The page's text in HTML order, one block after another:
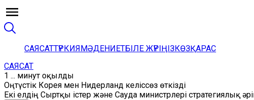
САЯСАТТҮРКИЯМӘДЕНИЕТБІЛЕ ЖҮРІҢІЗКӨЗҚАРАС
САЯСАТ
1 ... минут оқылды
Оңтүстік Корея мен Нидерланд келіссөз өткізді
Екі елдің Сыртқы істер және Сауда министрлері стратегиялық